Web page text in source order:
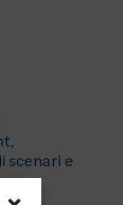
scenari e